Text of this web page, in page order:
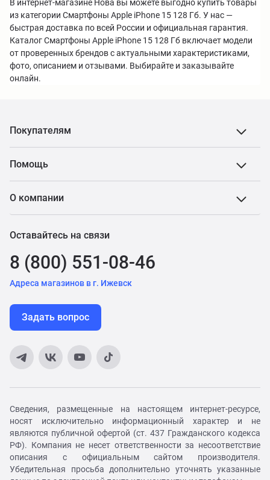
В интернет-магазине Нова вы можете выгодно купить товары
из категории Смартфоны Apple iPhone 15 128 Гб. У нас —
быстрая доставка по всей России и официальная гарантия.
Каталог Смартфоны Apple iPhone 15 128 Гб включает модели
от проверенных брендов с актуальными характеристиками,
фото, описанием и отзывами. Выбирайте и заказывайте
онлайн.
Покупателям
Помощь
О компании
Оставайтесь на связи
8 (800) 551-08-46
Адреса магазинов в г. Ижевск
Задать вопрос
Сведения, размещенные на настоящем интернет-ресурсе,
носят исключительно информационный характер и не
являются публичной офертой (ст. 437 Гражданского кодекса
РФ). Компания не несет ответственности за несоответствие
описания с официальным сайтом производителя.
Убедительная просьба дополнительно уточнять указанные